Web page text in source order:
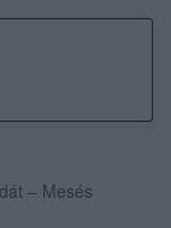
– Mesés